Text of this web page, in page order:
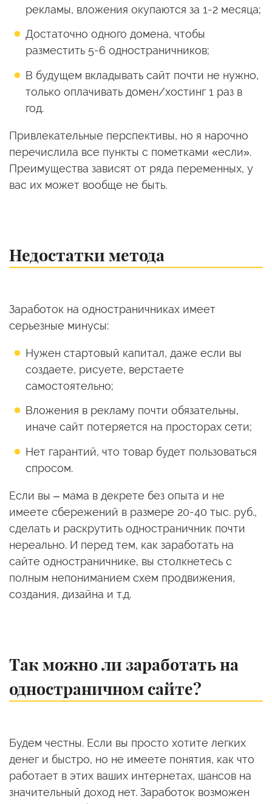
рекламы, вложения окупаются за 1-2 месяца;
Достаточно одного домена, чтобы
разместить 5-6 одностраничников;
В будущем вкладывать сайт почти не нужно,
только оплачивать домен/хостинг 1 раз в
год.
Привлекательные перспективы, но я нарочно
перечислила все пункты с пометками «если».
Преимущества зависят от ряда переменных, у
вас их может вообще не быть.
Недостатки метода
Заработок на одностраничниках имеет
серьезные минусы:
Нужен стартовый капитал, даже если вы
создаете, рисуете, верстаете
самостоятельно;
Вложения в рекламу почти обязательны,
иначе сайт потеряется на просторах сети;
Нет гарантий, что товар будет пользоваться
спросом.
Если вы – мама в декрете без опыта и не
имеете сбережений в размере 20-40 тыс. руб.,
сделать и раскрутить одностраничник почти
нереально. И перед тем, как заработать на
сайте одностраничнике, вы столкнетесь с
полным непониманием схем продвижения,
создания, дизайна и т.д.
Так можно ли заработать на
одностраничном сайте?
Будем честны. Если вы просто хотите легких
денег и быстро, но не имеете понятия, как что
работает в этих ваших интернетах, шансов на
значительный доход нет. Заработок возможен